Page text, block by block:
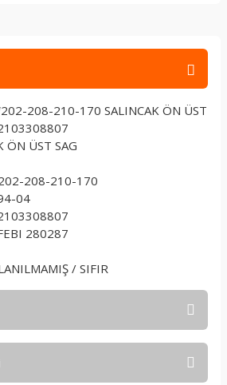
208-210-170 SALINCAK ÖN ÜST
ÖN ÜST SAG
208-210-170
04
280287
/ SIFIR